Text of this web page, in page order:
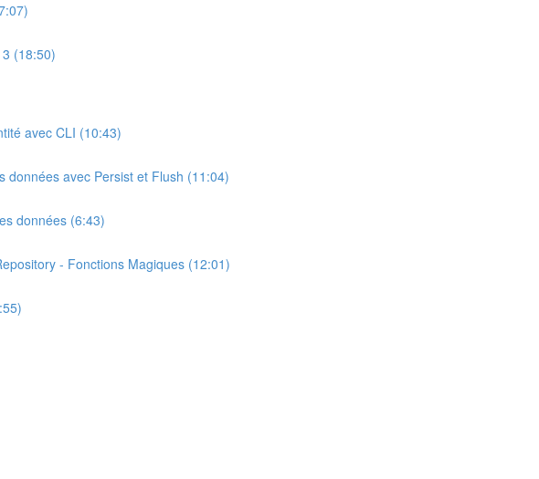
(18:50)
avec CLI (10:43)
données avec Persist et Flush (11:04)
données (6:43)
- Fonctions Magiques (12:01)